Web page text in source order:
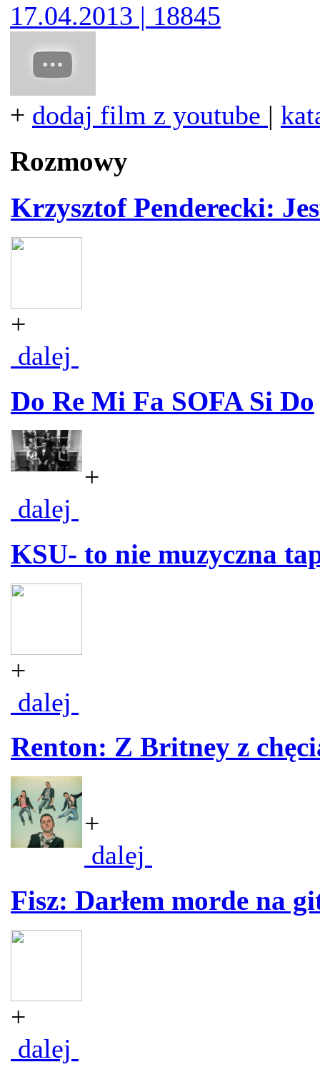
17.04.2013 | 18845
+ dodaj film z youtube |
Rozmowy
Krzysztof Penderecki:
+
dalej
Do Re Mi Fa SOFA Si Do
+
dalej
KSU- to nie muzyczna
+
dalej
Renton: Z Britney z
+
dalej
Fisz: Darłem morde na
+
dalej